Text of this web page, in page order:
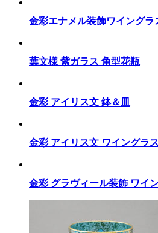
金彩エナメル装飾ワイングラ
葉文様 紫ガラス 角型花瓶
金彩 アイリス文 鉢＆皿
金彩 アイリス文 ワイングラ
金彩 グラヴィール装飾 ワイ